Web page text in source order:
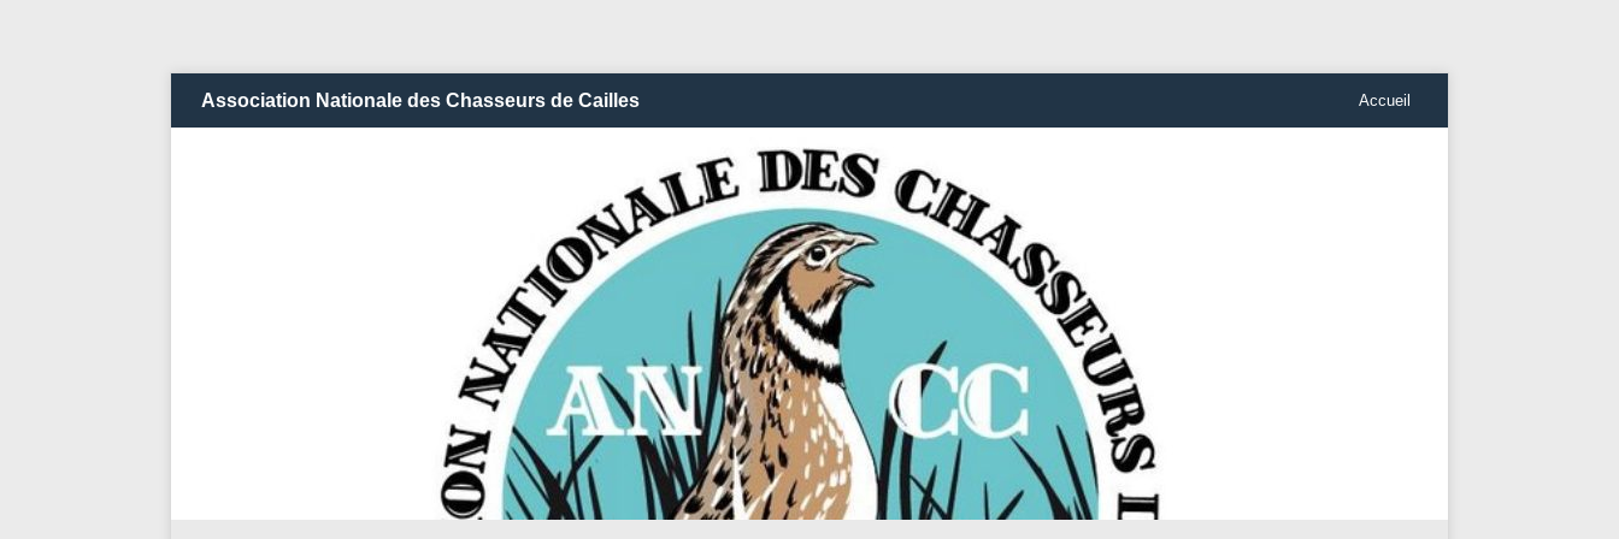
Association Nationale des Chasseurs de Cailles Accueil